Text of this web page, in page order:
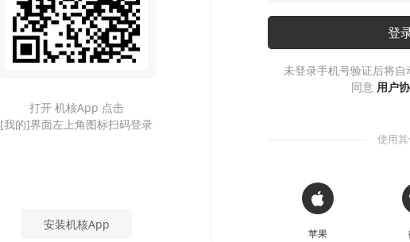
方？
当当当当，当，当当，当当当当当
打开 机核App 点击
[我的]界面左上角图标扫码登录
安装机核App
登
未登录手机号验证后将
同意 用户
使用
 Sign in with Apple
苹果